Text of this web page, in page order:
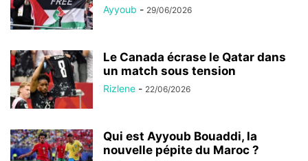
Ayyoub - 29/06/2026
Le Canada écrase le Qatar dans
un match sous tension
Rizlene - 22/06/2026
Qui est Ayyoub Bouaddi, la
nouvelle pépite du Maroc ?